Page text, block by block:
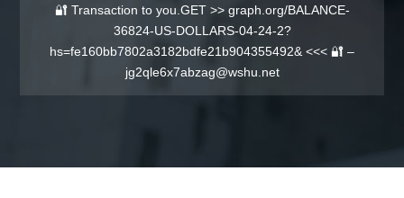
🔐 Transaction to you.GET >> graph.org/BALANCE-
36824-US-DOLLARS-04-24-2?
hs=fe160bb7802a3182bdfe21b904355492& <<< 🔐 –
jg2qle6x7abzag@wshu.net